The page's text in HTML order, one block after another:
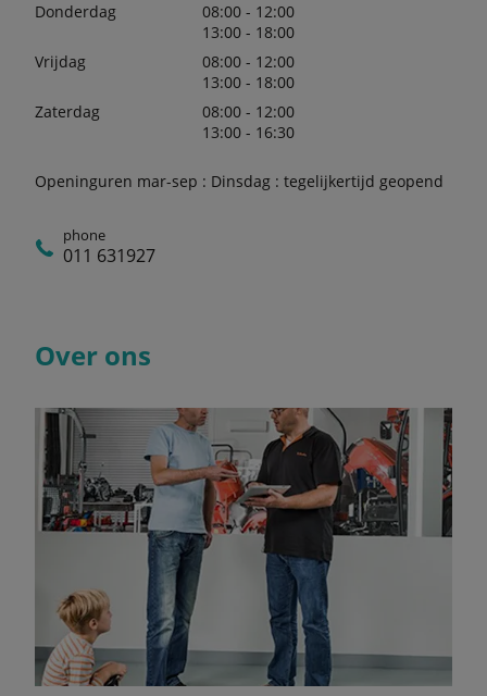
Donderdag
08:00 - 12:00
13:00 - 18:00
Vrijdag
08:00 - 12:00
13:00 - 18:00
Zaterdag
08:00 - 12:00
13:00 - 16:30
Openinguren mar-sep : Dinsdag : tegelijkertijd geopend
phone
011 631927
Over ons